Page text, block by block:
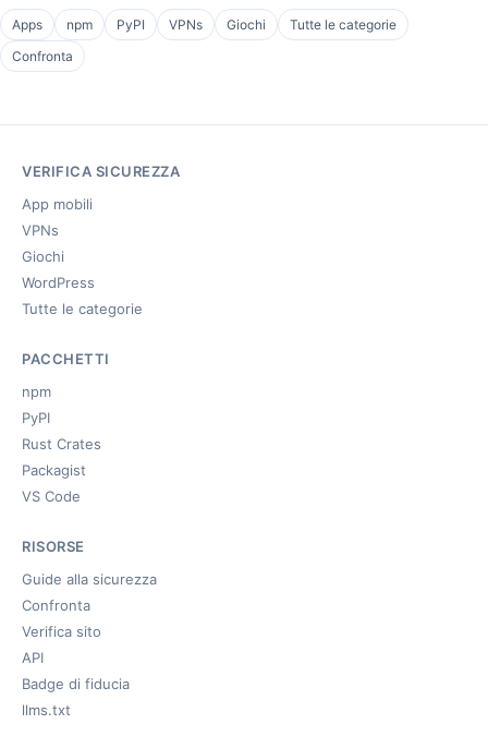
Apps npm PyPI VPNs Giochi
Tutte le categorie
Confronta
VERIFICA SICUREZZA
App mobili
VPNs
Giochi
WordPress
Tutte le categorie
PACCHETTI
npm
PyPI
Rust Crates
Packagist
VS Code
RISORSE
Guide alla sicurezza
Confronta
Verifica sito
API
Badge di fiducia
llms.txt